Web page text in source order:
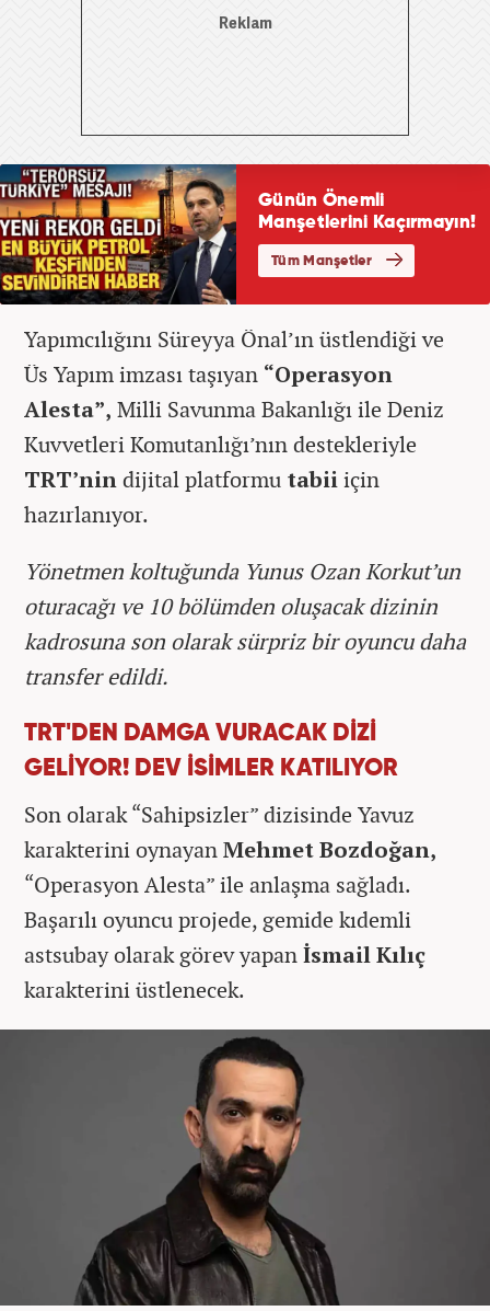
Yapımcılığını Süreyya Önal’ın üstlendiği ve
Üs Yapım imzası taşıyan “Operasyon
Alesta”, Milli Savunma Bakanlığı ile Deniz
Kuvvetleri Komutanlığı’nın destekleriyle
TRT’nindijital platformu tabiiiçin
hazırlanıyor.
Yönetmen koltuğunda Yunus Ozan Korkut’un
oturacağı ve 10 bölümden oluşacak dizinin
kadrosuna son olarak sürpriz bir oyuncu daha
transfer edildi.
TRT'DEN DAMGA VURACAK DİZİ
GELİYOR! DEV İSİMLER KATILIYOR
Son olarak “Sahipsizler” dizisinde Yavuz
karakterini oynayanMehmet Bozdoğan,
“Operasyon Alesta” ile anlaşma sağladı.
Başarılı oyuncu projede, gemide kıdemli
astsubay olarak görev yapanİsmail Kılıç
karakterini üstlenecek.